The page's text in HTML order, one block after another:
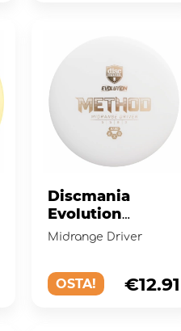
Discmania
Evolution
Method EXO
Midrange Driver
OSTA! €12.91